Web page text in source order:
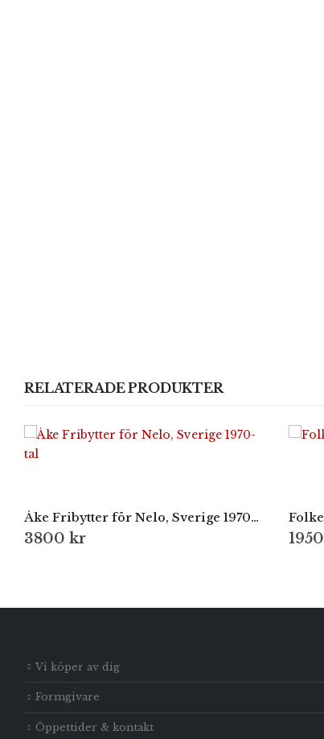
RELATERADE PRODUKTER
Åke Fribytter för Nelo, Sverige 1970-tal
3800 kr
Vi köper av dig
Formgivare
Öppettider & kontakt